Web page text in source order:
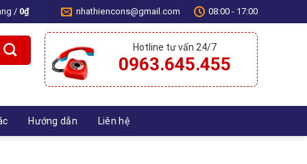
/ 0₫ nhathiencons@gmail.com 08:00 - 17:00
Hotline tư vấn 24/7
0963.645.455
Hướng dẫn Liên hệ